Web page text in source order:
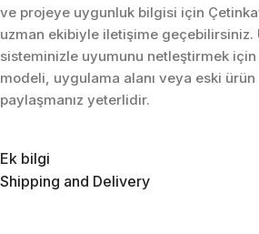
ve projeye uygunluk bilgisi için
uzman ekibiyle iletişime geçebilirsiniz.
sisteminizle uyumunu netleştirmek için
modeli, uygulama alanı veya eski
paylaşmanız yeterlidir.
Ek bilgi
Shipping and Delivery